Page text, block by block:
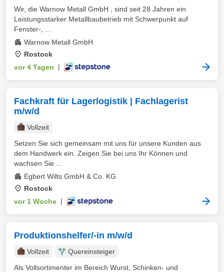
Wir, die Warnow Metall GmbH , sind seit 28 Jahren ein
Leistungsstarker Metallbaubetrieb mit Schwerpunkt auf
Fenster-, ...
Warnow Metall GmbH
Rostock
vor 4 Tagen
Fachkraft für Lagerlogistik | Fachlagerist
m/w/d
Vollzeit
Setzen Sie sich gemeinsam mit uns für unsere Kunden aus
dem Handwerk ein. Zeigen Sie bei uns Ihr Können und
wachsen Sie ...
Egbert Wilts GmbH & Co. KG
Rostock
vor 1 Woche
Produktionshelfer/-in m/w/d
Vollzeit
Quereinsteiger
Als Vollsortimenter im Bereich Wurst, Schinken- und